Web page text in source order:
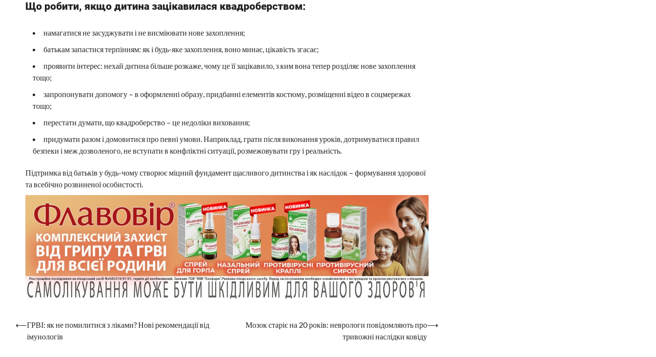
Що робити, якщо дитина зацікавилася квадроберством:
намагатися не засуджувати і не висміювати нове захоплення;
батькам запастися терпінням: як і будь-яке захоплення, воно минає, цікавість згасає;
проявити інтерес: нехай дитина більше розкаже, чому це її зацікавило, з ким вона тепер розділяє нове захоплення
тощо;
запропонувати допомогу – в оформленні образу, придбанні елементів костюму, розміщенні відео в соцмережах
тощо;
перестати думати, що квадроберство – це недоліки виховання;
придумати разом і домовитися про певні умови. Наприклад, грати після виконання уроків, дотримуватися правил
безпеки і меж дозволеного, не вступати в конфліктні ситуації, розмежовувати гру і реальність.
Підтримка від батьків у будь-чому створює міцний фундамент щасливого дитинства і як наслідок – формування здорової
та всебічно розвиненої особистості.
Навігація
записів
⟵ГРВІ: як не помилитися з ліками? Нові рекомендації від
імунологів
Мозок старіє на 20 років: неврологи повідомляють про
тривожні наслідки ковіду
⟶